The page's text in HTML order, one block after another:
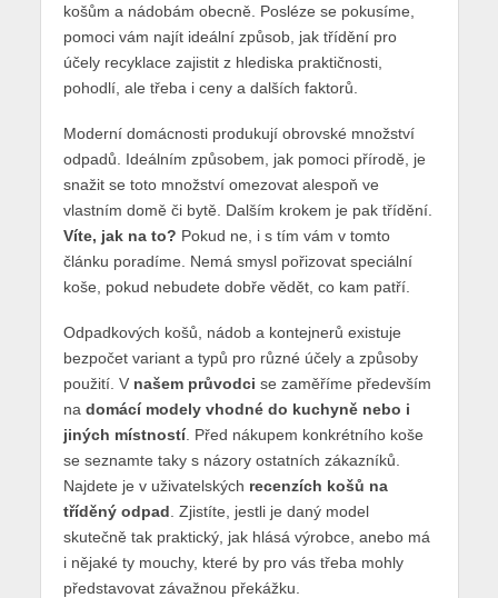
košům a nádobám obecně. Posléze se pokusíme,
pomoci vám najít ideální způsob, jak třídění pro
účely recyklace zajistit z hlediska praktičnosti,
pohodlí, ale třeba i ceny a dalších faktorů.
Moderní domácnosti produkují obrovské množství
odpadů. Ideálním způsobem, jak pomoci přírodě, je
snažit se toto množství omezovat alespoň ve
vlastním domě či bytě. Dalším krokem je pak třídění.
Víte, jak na to? Pokud ne, i s tím vám v tomto
článku poradíme. Nemá smysl pořizovat speciální
koše, pokud nebudete dobře vědět, co kam patří.
Odpadkových košů, nádob a kontejnerů existuje
bezpočet variant a typů pro různé účely a způsoby
použití. V našem průvodci se zaměříme především
na domácí modely vhodné do kuchyně nebo i
jiných místností. Před nákupem konkrétního koše
se seznamte taky s názory ostatních zákazníků.
Najdete je v uživatelských recenzích košů na
tříděný odpad . Zjistíte, jestli je daný model
skutečně tak praktický, jak hlásá výrobce, anebo má
i nějaké ty mouchy, které by pro vás třeba mohly
představovat závažnou překážku.